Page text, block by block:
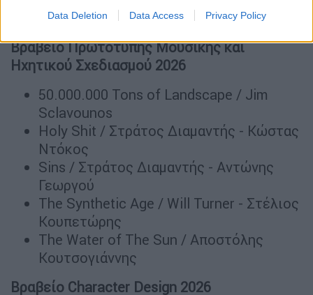
Data Deletion Data Access Privacy Policy
Αρμενάκης
Βραβείο Πρωτότυπης Μουσικής και
Ηχητικού Σχεδιασμού 2026
50.000.000 Tons of Landscape / Jim
Sclavounos
Holy Shit / Στράτος Διαμαντής - Κώστας
Ντόκος
Sins / Στράτος Διαμαντής - Αντώνης
Γεωργού
The Synthetic Age / Will Turner - Στέλιος
Κουπετώρης
The Water of The Sun / Αποστόλης
Κουτσογιάννης
Βραβείο Character Design 2026